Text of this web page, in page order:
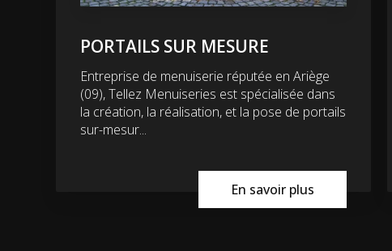
PORTAILS SUR MESURE
Entreprise de menuiserie réputée en Ariège
(09), Tellez Menuiseries est spécialisée dans
la création, la réalisation, et la pose de portails
sur-mesur...
En savoir plus